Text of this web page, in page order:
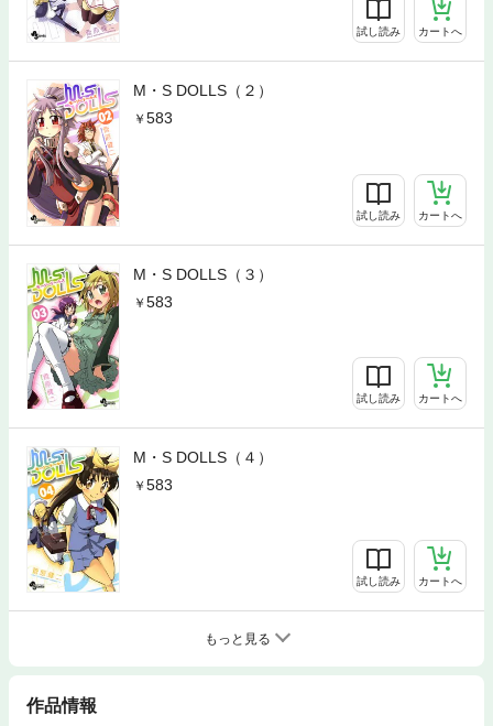
試し読み カートへ
M・S DOLLS（２）
583
試し読み カートへ
M・S DOLLS（３）
583
試し読み カートへ
M・S DOLLS（４）
583
試し読み カートへ
もっと見る
作品情報